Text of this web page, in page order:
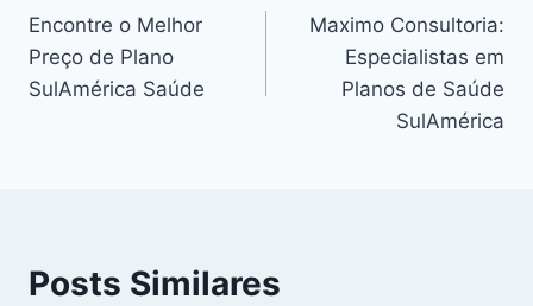
Encontre o Melhor
Preço de Plano
SulAmérica Saúde
Maximo Consultoria:
Especialistas em
Planos de Saúde
SulAmérica
Posts Similares